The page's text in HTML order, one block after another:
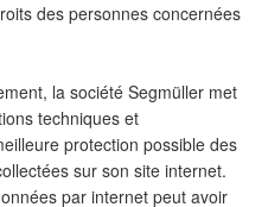
des personnes concernées
la société Segmüller met
techniques et
protection possible des
sur son site internet.
par internet peut avoir